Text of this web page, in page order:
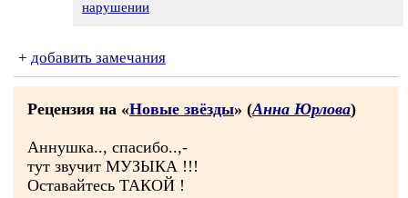
нарушении
+ добавить замечания
Рецензия на «Новые звёзды» (Анна Юрлова)
Аннушка.., спасибо..,-
тут звучит МУЗЫКА !!!
Оставайтесь ТАКОЙ !